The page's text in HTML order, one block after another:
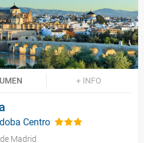
+ INFO
Centro
Madrid